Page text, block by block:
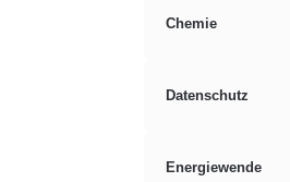
Chemie
Datenschutz
Energiewende